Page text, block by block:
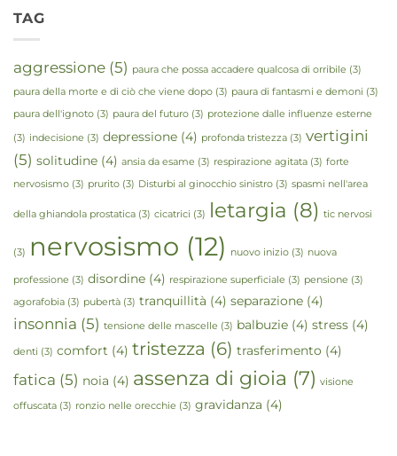
TAG
aggressione (5) paura che possa accadere qualcosa di orribile (3)
paura della morte e di ciò che viene dopo (3) paura di fantasmi e demoni (3)
paura dell'ignoto (3) paura del futuro (3) protezione dalle influenze esterne
(3) indecisione (3) depressione (4) profonda tristezza (3) vertigini
(5) solitudine (4) ansia da esame (3) respirazione agitata (3) forte
nervosismo (3) prurito (3) Disturbi al ginocchio sinistro (3) spasmi nell'area
della ghiandola prostatica (3) cicatrici (3) letargia (8) tic nervosi
(3) nervosismo (12) nuovo inizio (3) nuova
professione (3) disordine (4) respirazione superficiale (3) pensione (3)
agorafobia (3) pubertà (3) tranquillità (4) separazione (4)
insonnia (5) tensione delle mascelle (3) balbuzie (4) stress (4)
denti (3) comfort (4) tristezza (6) trasferimento (4)
fatica (5) noia (4) assenza di gioia (7) visione
offuscata (3) ronzio nelle orecchie (3) gravidanza (4)